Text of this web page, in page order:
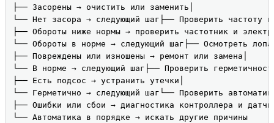
├── Засорены → очистить или заменить│
└── Нет засора → следующий шаг├── Проверить частоту
├── Обороты ниже нормы → проверить частотник и
└── Обороты в норме → следующий шаг├── Осмотреть
├── Повреждены или изношены → ремонт или замена│
└── В норме → следующий шаг├── Проверить
├── Есть подсос → устранить утечки│
└── Герметично → следующий шаг└── Проверить
├── Ошибки или сбои → диагностика контроллера и
└── Автоматика в порядке → искать другие причины